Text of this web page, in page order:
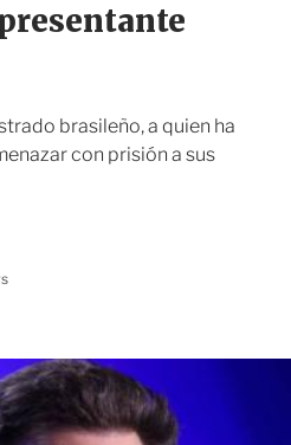
brasileño, a quien ha
con prisión a sus